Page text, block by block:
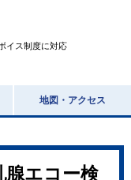
イス制度に対応
地図・アクセス
エコー検